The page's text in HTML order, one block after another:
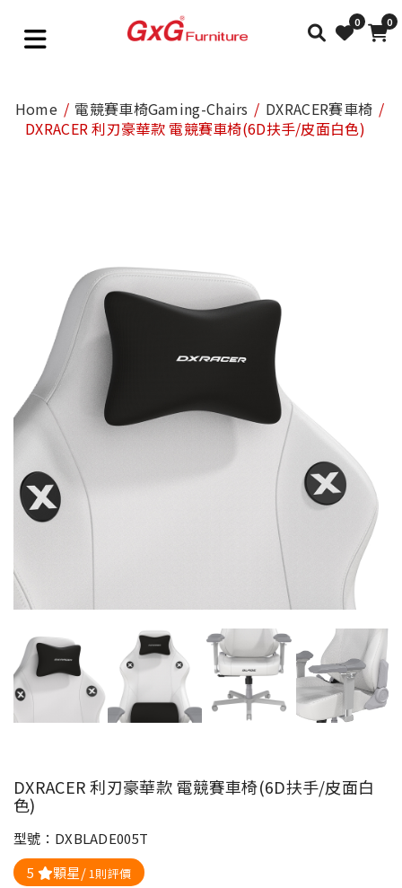
0 0
Home 電競賽車椅Gaming-Chairs
DXRACER賽車椅
DXRACER 利刃豪華款 電競賽車椅(6D扶手/皮面白色)
DXRACER 利刃豪華款 電競賽車椅(6D扶手/皮面白
色)
型號：DXBLADE005T
5
顆星/1則評價